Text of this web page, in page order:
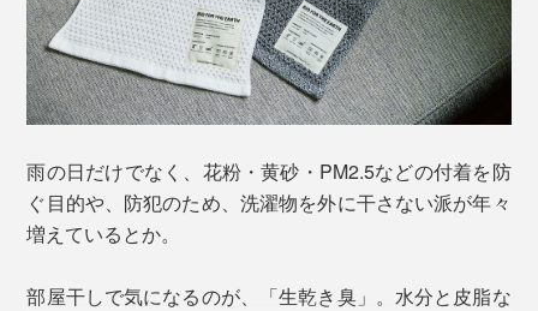
雨の日だけでなく、花粉・黄砂・PM2.5などの付着を防
ぐ目的や、防犯のため、洗濯物を外に干さない派が年々
増えているとか。
部屋干しで気になるのが、「生乾き臭」。水分と皮脂な